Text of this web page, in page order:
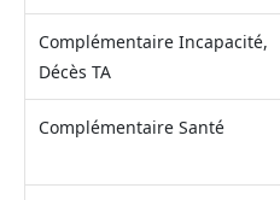
Complémentaire Incapacité,
Décès TA
Complémentaire Santé